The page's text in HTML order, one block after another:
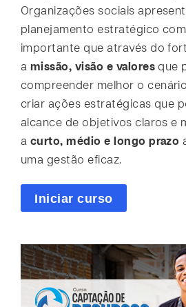
Organizações sociais
planejamento estratégico
importante que através do
a missão, visão e valores que
compreender melhor o
criar ações estratégicas que
alcance de objetivos claros e
a curto, médio e longo prazo
uma gestão eficaz.
Iniciar curso